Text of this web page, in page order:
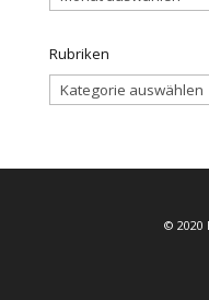
Rubriken
Rubriken
© 2020